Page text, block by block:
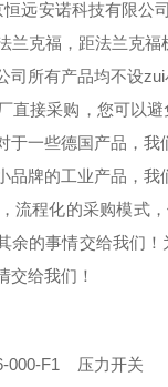
远安诺科技有限公
兰克福，距法兰克
司所有产品均不设zui
直接采购，您可以避
于一些德国产品，
品牌的工业产品，我
流程化的采购模式
余的事情交给我们
交给我们！
000-F1 压力开关